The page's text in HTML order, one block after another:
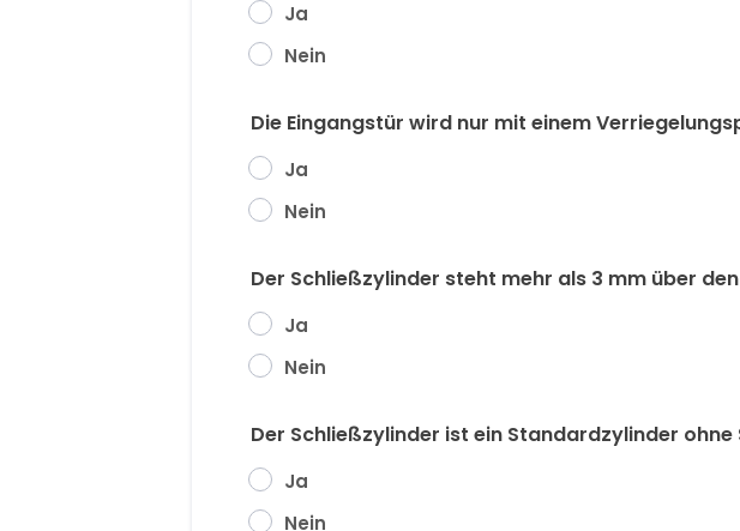
Ja
Nein
Die Eingangstür wird nur mit einem
Ja
Nein
Der Schließzylinder steht mehr als 3 mm über
Ja
Nein
Der Schließzylinder ist ein Standardzylinder
Ja
Nein